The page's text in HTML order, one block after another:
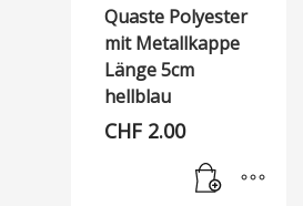
Quaste Polyester
mit Metallkappe
Länge 5cm
hellblau
CHF 2.00